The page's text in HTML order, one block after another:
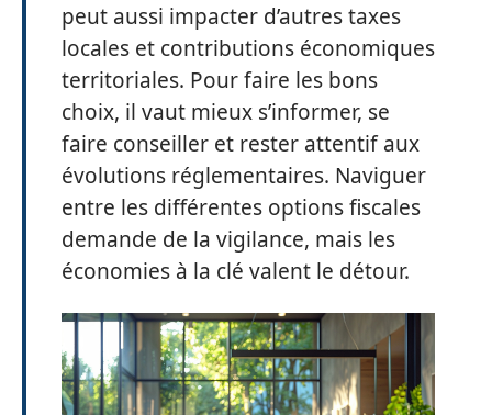
peut aussi impacter d’autres taxes
locales et contributions économiques
territoriales. Pour faire les bons
choix, il vaut mieux s’informer, se
faire conseiller et rester attentif aux
évolutions réglementaires. Naviguer
entre les différentes options fiscales
demande de la vigilance, mais les
économies à la clé valent le détour.